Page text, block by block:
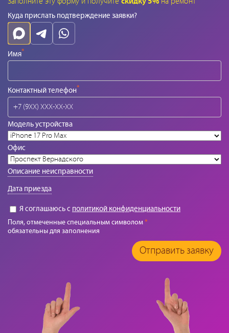
Куда прислать подтверждение заявки?
Имя*
Контактный телефон*
Модель устройства
Офис
Описание неисправности
Дата приезда
Я соглашаюсь с политикой конфиденциальности
Поля, отмеченные специальным символом*
обязательны для заполнения
Отправить заявку